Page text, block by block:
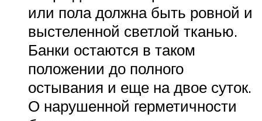
или пола должна быть ровной и
выстеленной светлой тканью.
Банки остаются в таком
положении до полного
остывания и еще на двое суток.
О нарушенной герметичности